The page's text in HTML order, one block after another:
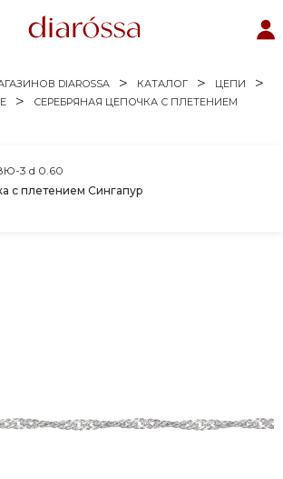
DIAROSSA КАТАЛОГ
ЦЕПИ
СЕРЕБРЯНАЯ ЦЕПОЧКА С ПЛЕТЕНИЕМ
с плетением Сингапур
3 d 0.60